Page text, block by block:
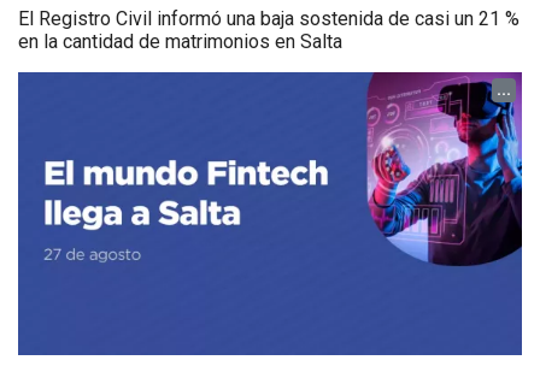
El Registro Civil informó una baja sostenida de casi un 21 %
en la cantidad de matrimonios en Salta
...